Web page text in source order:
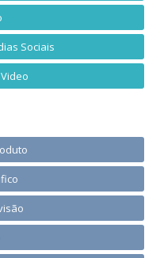
Sociais